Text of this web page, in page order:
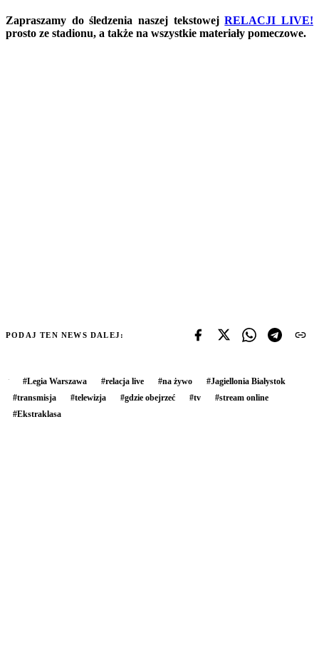
Zapraszamy do śledzenia naszej tekstowejRELACJI LIVE!
prosto ze stadionu, a także na wszystkie materiały pomeczowe.
PODAJ TEN NEWS DALEJ:
#Legia Warszawa #relacja live #na żywo #Jagiellonia Białystok
#transmisja #telewizja #gdzie obejrzeć #tv #stream online
#Ekstraklasa